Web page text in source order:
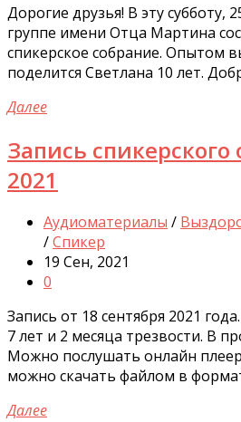
Дорогие друзья! В эту субботу,
группе имени Отца Мартина
спикерское собрание. Опытом
поделится Светлана 10 лет.
Далее
Запись спикерского
2021
Аудиоматериалы /
/Спикер
19 Сен, 2021
0
Запись от 18 сентября 2021
7 лет и 2 месяца трезвости. В
Можно послушать онлайн
можно скачать файлом в
Далее